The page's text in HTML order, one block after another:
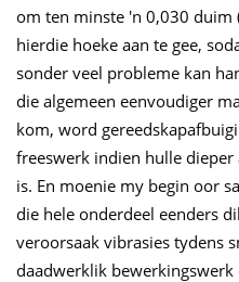
om ten minste 'n 0,030 duim
hierdie hoeke aan te gee,
sonder veel probleme kan
die algemeen eenvoudiger
kom, word
freeswerk indien hulle
is. En moenie my begin oor
die hele onderdeel eenders
veroorsaak vibrasies tydens
daadwerklik